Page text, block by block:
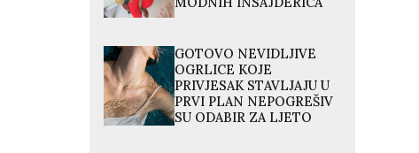
GOTOVO NEVIDLJIVE
OGRLICE KOJE
PRIVJESAK STAVLJAJU U
PRVI PLAN NEPOGREŠIV
SU ODABIR ZA LJETO